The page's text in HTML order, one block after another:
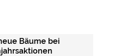
Bäume bei